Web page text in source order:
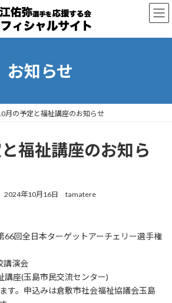
お知らせ
月の予定と福祉講座のお知らせ
福祉講座のお知ら
最
日
2024年10月16日 tamatere
66回全日本ターゲットアーチェリー選手権
講演会
講座(玉島市民交流センター)
す。申込みは倉敷市社会福祉協議会玉島